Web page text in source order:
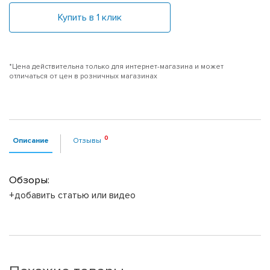
Купить в 1 клик
*Цена действительна только для интернет-магазина и может
отличаться от цен в розничных магазинах
Описание Отзывы
Обзоры:
+добавить статью или видео